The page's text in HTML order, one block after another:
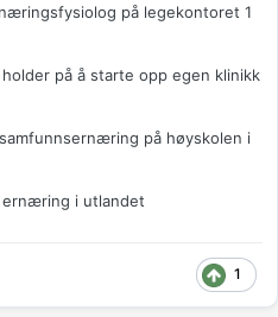
på legekontoret 1
på å starte opp egen klinikk
på høyskolen i
ernæring i utlandet
1